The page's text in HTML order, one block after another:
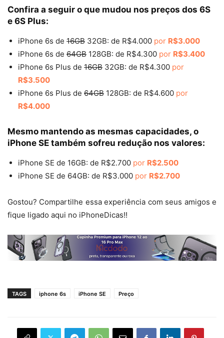
Confira a seguir o que mudou nos preços dos 6S
e 6S Plus:
iPhone 6s de 16GB 32GB: de R$4.000 por R$3.000
iPhone 6s de 64GB 128GB: de R$4.300 por R$3.400
iPhone 6s Plus de 16GB 32GB: de R$4.300 por
R$3.500
iPhone 6s Plus de 64GB 128GB: de R$4.600 por
R$4.000
Mesmo mantendo as mesmas capacidades, o
iPhone SE também sofreu redução nos valores:
iPhone SE de 16GB: de R$2.700 por R$2.500
iPhone SE de 64GB: de R$3.000 por R$2.700
Gostou? Compartilhe essa experiência com seus amigos e
fique ligado aqui no iPhoneDicas!!
TAGS iphone 6s iPhone SE Preço